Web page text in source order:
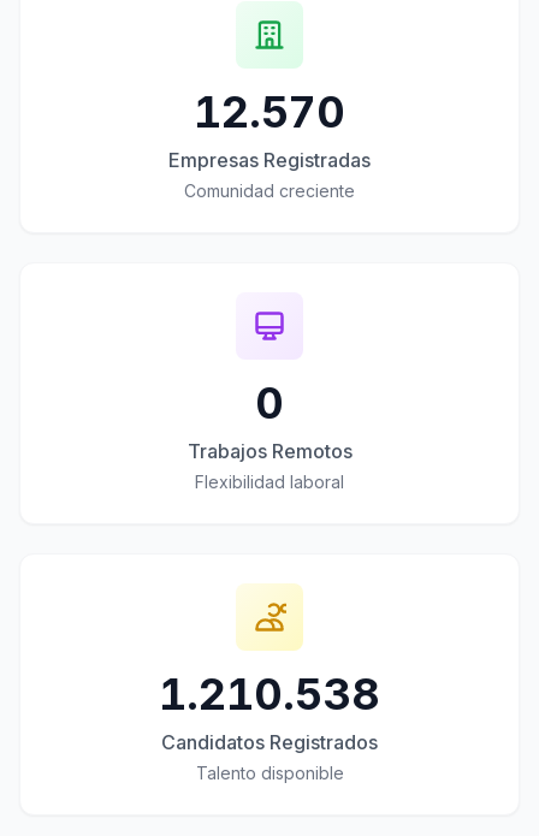
12.570
Empresas Registradas
Comunidad creciente
0
Trabajos Remotos
Flexibilidad laboral
1.210.538
Candidatos Registrados
Talento disponible